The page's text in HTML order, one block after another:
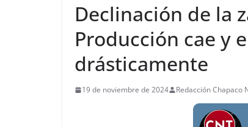
Declinación de la
Producción cae y
drásticamente
19 de noviembre de 2024 Redacción Chapaco